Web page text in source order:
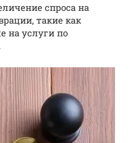
спроса на
такие как
на услуги по